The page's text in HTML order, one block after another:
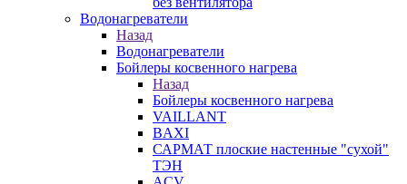
Водонагреватели
Назад
Водонагреватели
Бойлеры косвенного нагрева
Назад
Бойлеры косвенного нагрева
VAILLANT
BAXI
САРМАТ плоские настенные "сухой"
ТЭН